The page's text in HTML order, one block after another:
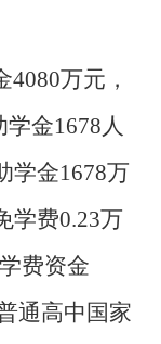
4080万元，
学金1678 人
学金1678万
学费0.23万
费资金
通高中国家